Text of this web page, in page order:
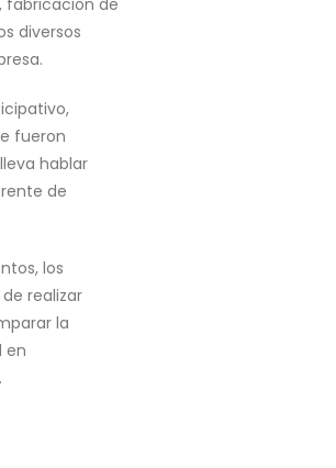
fabricación de
diversos
fueron
hablar
de
los
realizar
la
en